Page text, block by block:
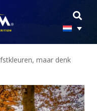
maar denk